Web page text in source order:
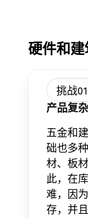
硬件和
挑战01
产品复
五金和
础也多
材、板
此，在
难，因
存，并